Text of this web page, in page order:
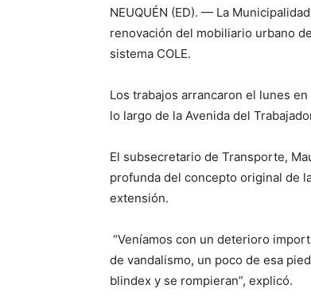
NEUQUÉN (ED). — La
renovación del mobiliario urbano
sistema COLE.
Los trabajos arrancaron el lunes
lo largo de la Avenida del
El subsecretario de Transporte,
profunda del concepto original de
extensión.
“Veníamos con un deterioro
de vandalismo, un poco de esa
blindex y se rompieran”, explicó.